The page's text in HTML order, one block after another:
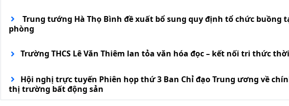
Trung tướng Hà Thọ Bình đề xuất bổ sung quy định tổ chức buồng
phòng
Trường THCS Lê Văn Thiêm lan tỏa văn hóa đọc – kết nối tri thức
Hội nghị trực tuyến Phiên họp thứ 3 Ban Chỉ đạo Trung ương về
thị trường bất động sản